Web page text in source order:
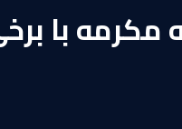
با